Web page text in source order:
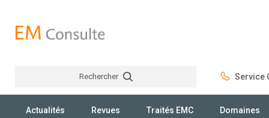
Rechercher Service
Actualités Revues Traités EMC Domaines